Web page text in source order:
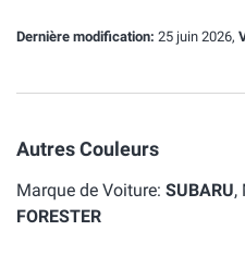
Dernière modification: 25 juin 2026,
Autres Couleurs
Marque de Voiture: SUBARU,
FORESTER